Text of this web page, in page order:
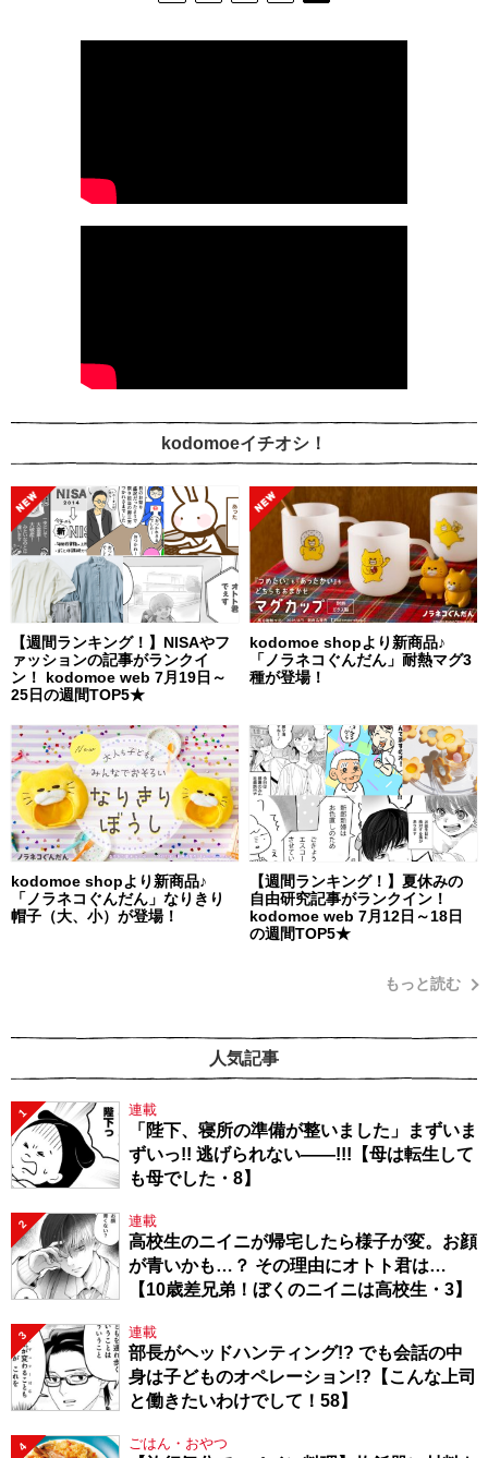
kodomoeイチオシ！
【週間ランキング！】NISAやフ
ァッションの記事がランクイ
ン！ kodomoe web 7月19日～
25日の週間TOP5★
kodomoe shopより新商品♪
「ノラネコぐんだん」耐熱マグ3
種が登場！
kodomoe shopより新商品♪
「ノラネコぐんだん」なりきり
帽子（大、小）が登場！
【週間ランキング！】夏休みの
自由研究記事がランクイン！
kodomoe web 7月12日～18日
の週間TOP5★
もっと読む
人気記事
1 連載
「陛下、寝所の準備が整いました」まずいま
ずいっ!! 逃げられない――!!!【母は転生して
も母でした・8】
2 連載
高校生のニイニが帰宅したら様子が変。お顔
が青いかも…？ その理由にオトト君は…
【10歳差兄弟！ぼくのニイニは高校生・3】
3 連載
部長がヘッドハンティング!? でも会話の中
身は子どものオペレーション!?【こんな上司
と働きたいわけでして！58】
4 ごはん・おやつ